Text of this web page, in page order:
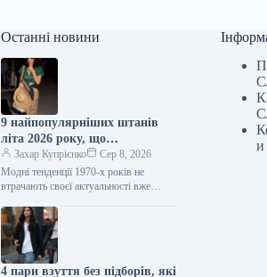
Останні новини
9 найпопулярніших штанів
літа 2026 року, що
повертаються з 1970-х
Захар Купрієнко
Сер 8, 2026
Модні тенденції 1970-х років не
втрачають своєї актуальності вже
особливо помітно завдяки штанам:
моделі,…
4 пари взуття без підборів, які
и